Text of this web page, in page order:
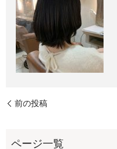
前の投稿